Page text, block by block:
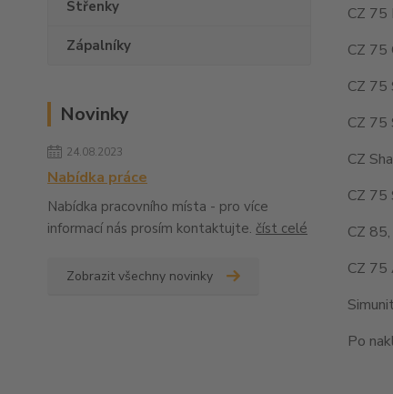
Střenky
Zápalníky
Novinky
24.08.2023
Nabídka práce
Nabídka pracovního místa - pro více
informací nás prosím kontaktujte. číst celé
Zobrazit všechny novinky
CZ 75
CZ 75
CZ 75
CZ 75
CZ
CZ 75
CZ
CZ 75
Po